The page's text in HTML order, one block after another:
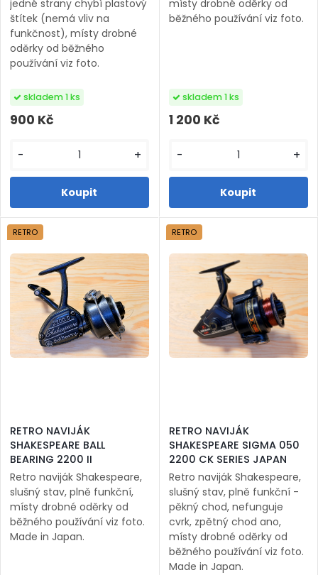
jedné strany chybí plastový
štítek (nemá vliv na
funkčnost), místy drobné
oděrky od běžného
používání viz foto.
900 Kč
skladem 1 ks
- +
místy drobné oděrky od
běžného používání viz foto.
1 200 Kč
skladem 1 ks
- +
RETRO NAVIJÁK
SHAKESPEARE BALL
BEARING 2200 II
Retro naviják Shakespeare,
slušný stav, plně funkční,
místy drobné oděrky od
běžného používání viz foto.
Made in Japan.
RETRO
RETRO NAVIJÁK
SHAKESPEARE SIGMA 050
2200 CK SERIES JAPAN
Retro naviják Shakespeare,
slušný stav, plně funkční -
pěkný chod, nefunguje
cvrk, zpětný chod ano,
místy drobné oděrky od
běžného používání viz foto.
Made in Japan.
RETRO